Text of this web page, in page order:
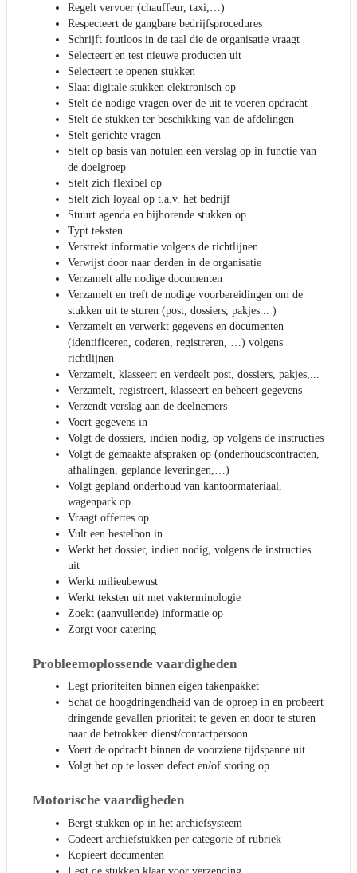
Regelt vervoer (chauffeur, taxi,…)
Respecteert de gangbare bedrijfsprocedures
Schrijft foutloos in de taal die de organisatie vraagt
Selecteert en test nieuwe producten uit
Selecteert te openen stukken
Slaat digitale stukken elektronisch op
Stelt de nodige vragen over de uit te voeren opdracht
Stelt de stukken ter beschikking van de afdelingen
Stelt gerichte vragen
Stelt op basis van notulen een verslag op in functie van
de doelgroep
Stelt zich flexibel op
Stelt zich loyaal op t.a.v. het bedrijf
Stuurt agenda en bijhorende stukken op
Typt teksten
Verstrekt informatie volgens de richtlijnen
Verwijst door naar derden in de organisatie
Verzamelt alle nodige documenten
Verzamelt en treft de nodige voorbereidingen om de
stukken uit te sturen (post, dossiers, pakjes... )
Verzamelt en verwerkt gegevens en documenten
(identificeren, coderen, registreren, …) volgens
richtlijnen
Verzamelt, klasseert en verdeelt post, dossiers, pakjes,...
Verzamelt, registreert, klasseert en beheert gegevens
Verzendt verslag aan de deelnemers
Voert gegevens in
Volgt de dossiers, indien nodig, op volgens de instructies
Volgt de gemaakte afspraken op (onderhoudscontracten,
afhalingen, geplande leveringen,…)
Volgt gepland onderhoud van kantoormateriaal,
wagenpark op
Vraagt offertes op
Vult een bestelbon in
Werkt het dossier, indien nodig, volgens de instructies
uit
Werkt milieubewust
Werkt teksten uit met vakterminologie
Zoekt (aanvullende) informatie op
Zorgt voor catering
Probleemoplossende vaardigheden
Legt prioriteiten binnen eigen takenpakket
Schat de hoogdringendheid van de oproep in en probeert
dringende gevallen prioriteit te geven en door te sturen
naar de betrokken dienst/contactpersoon
Voert de opdracht binnen de voorziene tijdspanne uit
Volgt het op te lossen defect en/of storing op
Motorische vaardigheden
Bergt stukken op in het archiefsysteem
Codeert archiefstukken per categorie of rubriek
Kopieert documenten